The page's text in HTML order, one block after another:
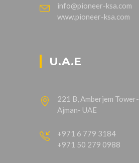
info@pioneer-ksa.com
www.pioneer-ksa.com
U.A.E
221 B, Amberjem Tower-
Ajman- UAE
+971 6 779 3184
+971 50 279 0988